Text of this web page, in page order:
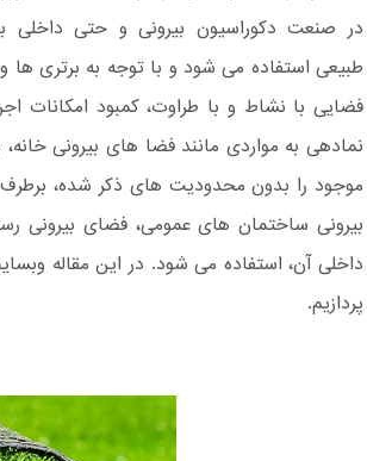
در صنعت دکوراسیون بیرونی و حتی
طبیعی استفاده می شود و با توجه به برتری ها
فضایی با نشاط و با طراوت، کمبود امکانات
نمادهی به مواردی مانند فضا های بیرونی
موجود را بدون محدودیت های ذکر شده،
بیرونی ساختمان های عمومی، فضای بیرونی
داخلی آن، استفاده می شود. در این مقاله
پردازیم.